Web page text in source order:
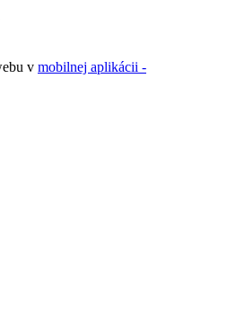
v mobilnej aplikácii -